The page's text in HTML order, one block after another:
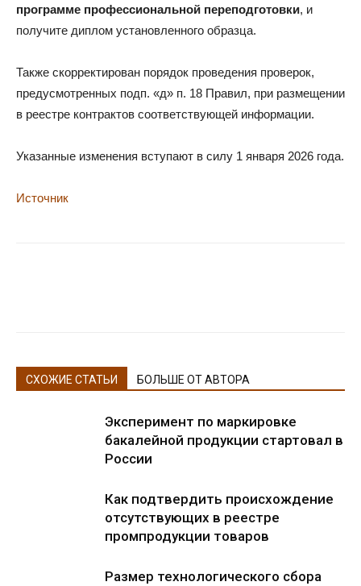
программе профессиональной переподготовки, и
получите диплом установленного образца.
Также скорректирован порядок проведения проверок,
предусмотренных подп. «д» п. 18 Правил, при размещении
в реестре контрактов соответствующей информации.
Указанные изменения вступают в силу 1 января 2026 года.
Источник
СХОЖИЕ СТАТЬИ БОЛЬШЕ ОТ АВТОРА
Эксперимент по маркировке
бакалейной продукции стартовал в
России
Как подтвердить происхождение
отсутствующих в реестре
промпродукции товаров
Размер технологического сбора